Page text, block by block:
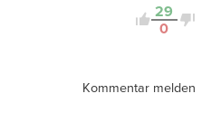
29
0
Kommentar melden